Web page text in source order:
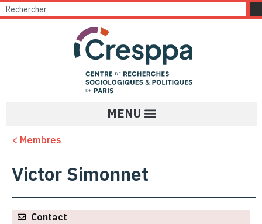
< Membres
Victor Simonnet
Contact